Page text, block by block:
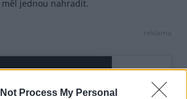
Process My Personal
jednou nahradit.
reklama